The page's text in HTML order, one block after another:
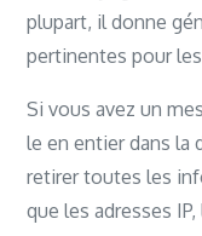
plupart, il donne
pertinentes pour
Si vous avez un
le en entier dans la
retirer toutes les
que les adresses